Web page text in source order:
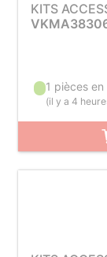
KITS
1 pièces
(il y a 4